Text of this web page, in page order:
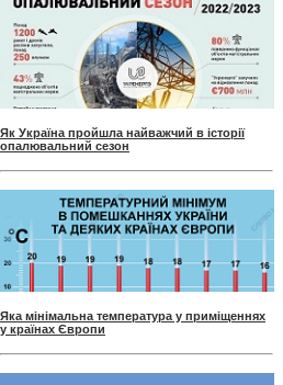
Як Україна пройшла найважчий в історії
опалювальний сезон
Яка мінімальна температура у приміщеннях
у країнах Європи